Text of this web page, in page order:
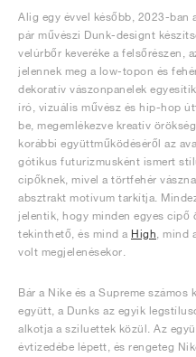
Alig egy évvel később, 2023-ban
pár művészi Dunk-designt
velúrbőr keveréke a felsőrészen,
jelennek meg a low-topon és
dekoratív vászonpanelek
író, vizuális művész és hip-hop
be, megemlékezve kreatív
korábbi együttműködéséről az
gótikus futurizmusként ismert
cipőknek, mivel a törtfehér
absztrakt motívum tarkítja.
jelentik, hogy minden egyes cipő
tekinthető, és mind a High, mind
volt megjelenésekor.
Bár a Nike és a Supreme
együtt, a Dunks az egyik
alkotja a sziluettek közül. Az
évtizedébe lépett, és rengeteg